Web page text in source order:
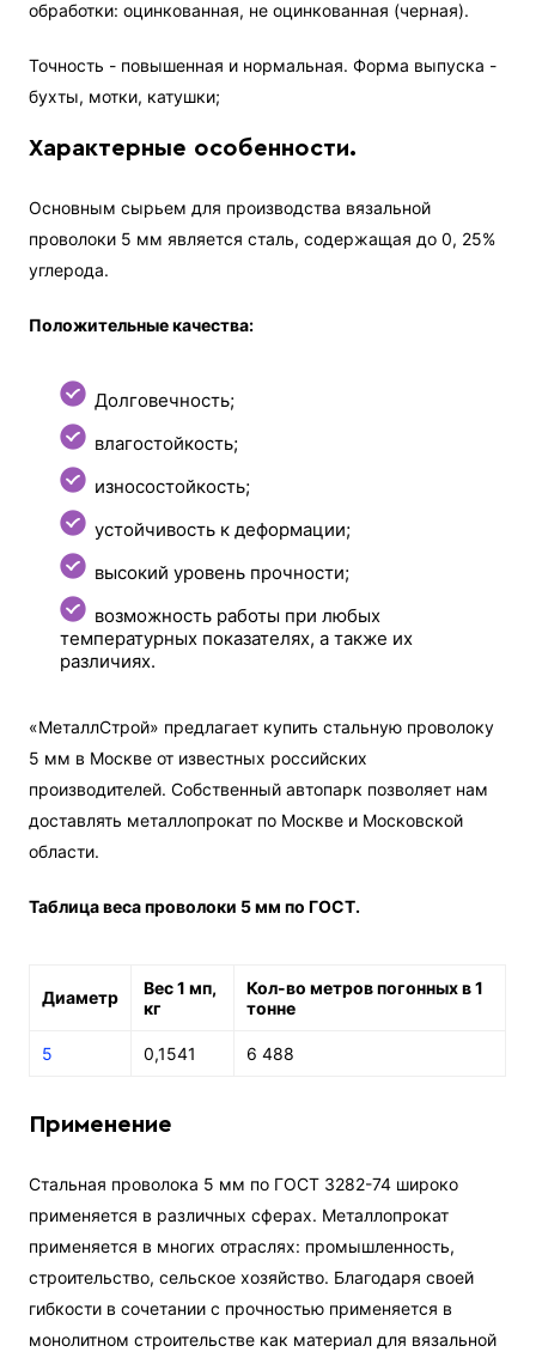
обработки: оцинкованная, не оцинкованная (черная).
Точность - повышенная и нормальная. Форма выпуска -
бухты, мотки, катушки;
Характерные особенности.
Основным сырьем для производства вязальной
проволоки 5 мм является сталь, содержащая до 0, 25%
углерода.
Положительные качества:
Долговечность;
влагостойкость;
износостойкость;
устойчивость к деформации;
высокий уровень прочности;
возможность работы при любых
температурных показателях, а также их
различиях.
«МеталлСтрой» предлагает купить стальную проволоку
5 мм в Москве от известных российских
производителей. Собственный автопарк позволяeт нам
доставлять металлопрокат по Москве и Московской
области.
Таблица веса проволоки 5 мм по ГОСТ.
Диаметр
Вес 1 мп,
кг
Кол-во метров погонных в 1
тонне
5 0,1541 6 488
Применение
Стальная проволока 5 мм по ГОСТ 3282-74 широко
применяется в различных сферах. Металлопрокат
применяется в многих отраслях: промышленность,
строительство, сельское хозяйство. Благодаря своей
гибкости в сочетании с прочностью применяется в
монолитном строительстве как материал для вязальной